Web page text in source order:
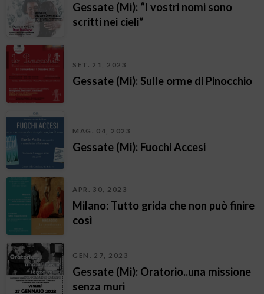
Gessate (Mi): “I vostri nomi sono
scritti nei cieli”
SET. 21, 2023
Gessate (Mi): Sulle orme di Pinocchio
MAG. 04, 2023
Gessate (Mi): Fuochi Accesi
APR. 30, 2023
Milano: Tutto grida che non può finire
così
GEN. 27, 2023
Gessate (Mi): Oratorio..una missione
senza muri